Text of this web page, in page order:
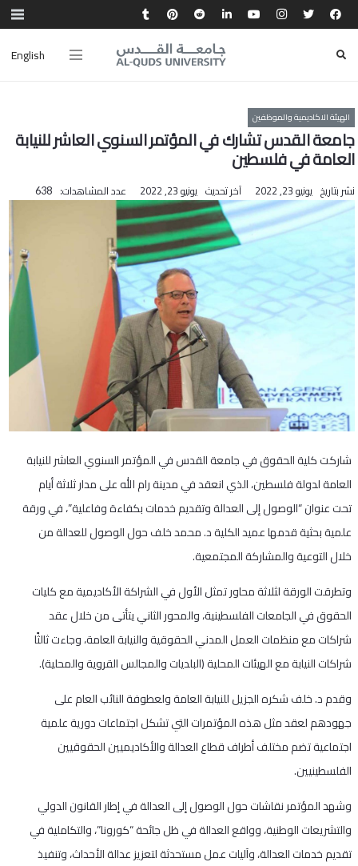
English
الهيئة الاكاديمية والموظفين
جامعة القدس تشارك في المؤتمر السنوي العاشر للنيابة
العامة في فلسطين
نشر بتاريخ يونيو 23, 2022 آخر تحديث يونيو 23, 2022 عدد المشاهدات: 638
شاركت كلية الحقوق في جامعة القدس في المؤتمر السنوي العاشر للنيابة
العامة لدولة فلسطين، الذي انعقد في مدينة رام الله على مدار ثلاثة أيام
تحت عنوان “الوصول إلى العدالة وتقديم خدمات بكفاءة وفاعلية”، في ورقة
علمية بحثية قدمها عميد الكلية د. محمد خلف حول الوصول للعدالة من
خلال التوعية والمشاركة المجتمعية.
وتطرقت الورقة لثلاثة محاور تمثل الأول في الشراكة الأكاديمية مع كليات
الحقوق في الجامعات الفلسطينية، والمحور الثاني يتأتى من خلال عقد
شراكات مع منظمات العمل المدني الحقوقية والنيابة العامة، وجاءت ثالثًا
شراكات النيابة مع الهيئات المحلية (البلديات والمجالس القروية والمحلية).
وقدم د. خلف شكره الجزيل للنيابة العامة ولعطوفة النائب العام على
جهودهم لعقد مثل هذه المؤتمرات التي تشكل اجتماعات دورية علمية
اجتماعية تضم مختلف أطراف قطاع العدالة والأكاديميين الحقوقيين
الفلسطينيين.
وشهد المؤتمر نقاشات حول الوصول إلى العدالة في إطار القانون الدولي
والتشريعات الوطنية، وواقع العدالة في ظل جائحة “كورونا”، والتكاملية في
تقديم خدمات العدالة، وآليات عمل مستحدثة لتعزيز عدالة الأحداث، وتنفيذ